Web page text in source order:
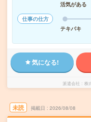
活気がある
仕事の仕方
テキパキ
気になる!
派遣会社 株
未読 掲載日 2026/08/08